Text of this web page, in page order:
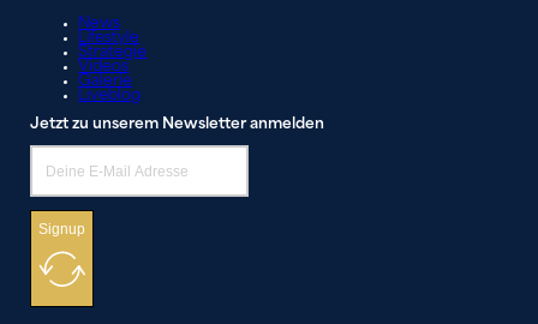
News
Lifestyle
Strategie
Videos
Galerie
Liveblog
Jetzt zu unserem Newsletter anmelden
Signup